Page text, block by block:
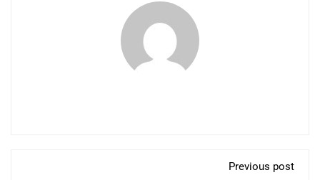
Previous post